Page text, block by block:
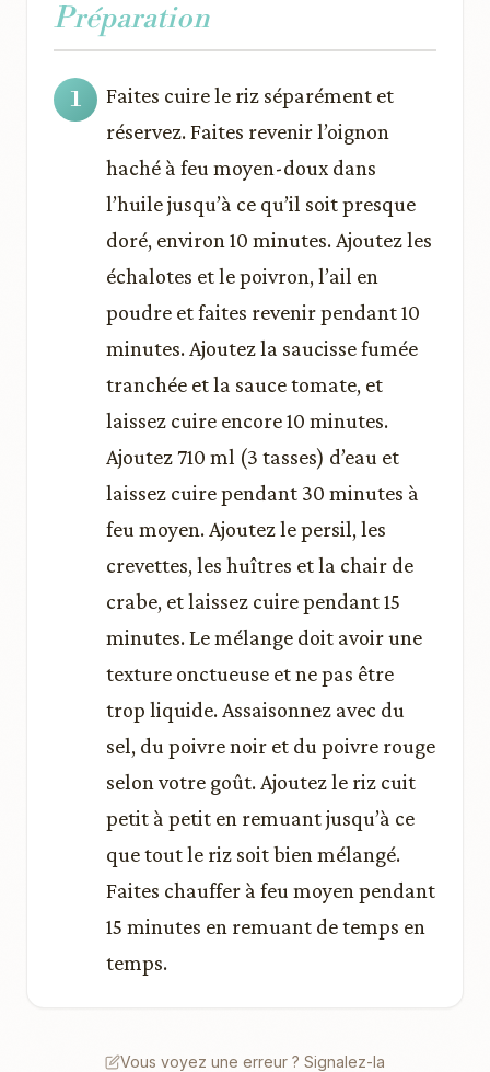
Préparation
Faites cuire le riz séparément et
réservez. Faites revenir l’oignon
haché à feu moyen-doux dans
l’huile jusqu’à ce qu’il soit presque
doré, environ 10 minutes. Ajoutez les
échalotes et le poivron, l’ail en
poudre et faites revenir pendant 10
minutes. Ajoutez la saucisse fumée
tranchée et la sauce tomate, et
laissez cuire encore 10 minutes.
Ajoutez 710 ml (3 tasses) d’eau et
laissez cuire pendant 30 minutes à
feu moyen. Ajoutez le persil, les
crevettes, les huîtres et la chair de
crabe, et laissez cuire pendant 15
minutes. Le mélange doit avoir une
texture onctueuse et ne pas être
trop liquide. Assaisonnez avec du
sel, du poivre noir et du poivre rouge
selon votre goût. Ajoutez le riz cuit
petit à petit en remuant jusqu’à ce
que tout le riz soit bien mélangé.
Faites chauffer à feu moyen pendant
15 minutes en remuant de temps en
temps.
Vous voyez une erreur ? Signalez-la